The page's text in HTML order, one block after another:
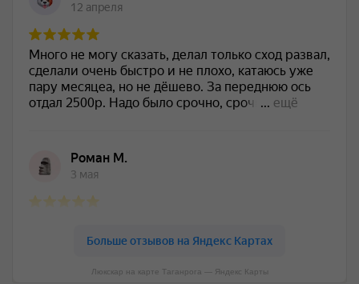
Люкскар на карте Таганрога — Яндекс Карты